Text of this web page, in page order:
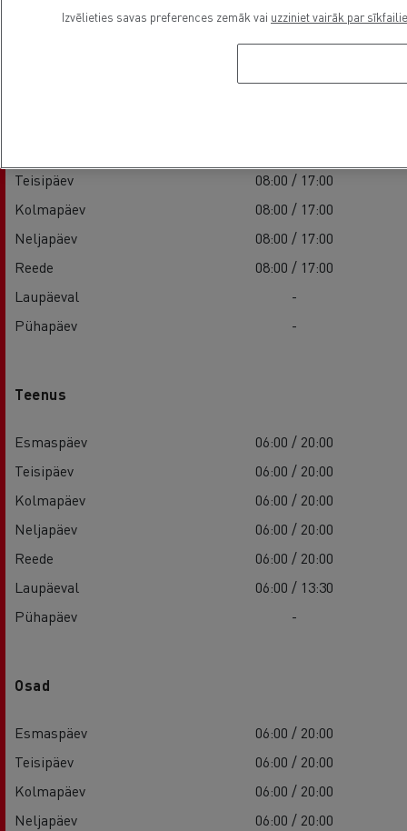
Asutamisaeg
Teisipäev
08:00 / 17:00
Kolmapäev
08:00 / 17:00
Neljapäev
08:00 / 17:00
Reede
08:00 / 17:00
Laupäeval
-
Pühapäev
-
Teenus
Esmaspäev
06:00 / 20:00
Teisipäev
06:00 / 20:00
Kolmapäev
06:00 / 20:00
Neljapäev
06:00 / 20:00
Reede
06:00 / 20:00
Laupäeval
06:00 / 13:30
Pühapäev
-
Osad
Esmaspäev
06:00 / 20:00
Teisipäev
06:00 / 20:00
Kolmapäev
06:00 / 20:00
Neljapäev
06:00 / 20:00
Izvēlieties savas preferences zemāk vai uzziniet vairāk par